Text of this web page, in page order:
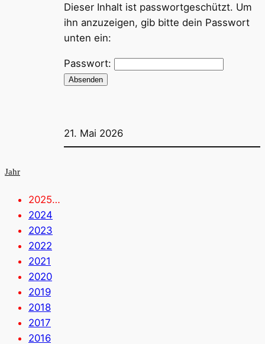
Dieser Inhalt ist passwortgeschützt. Um
ihn anzuzeigen, gib bitte dein Passwort
unten ein:
Passwort:
21. Mai 2026
Jahr
2025…
2024
2023
2022
2021
2020
2019
2018
2017
2016